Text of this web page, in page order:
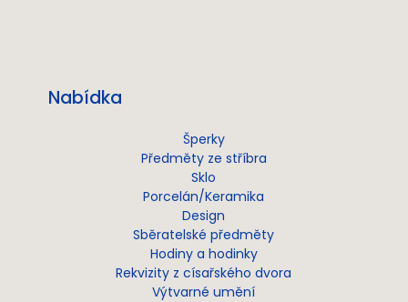
Nabídka
Šperky
Předměty ze stříbra
Sklo
Porcelán/Keramika
Design
Sběratelské předměty
Hodiny a hodinky
Rekvizity z císařského dvora
Výtvarné umění